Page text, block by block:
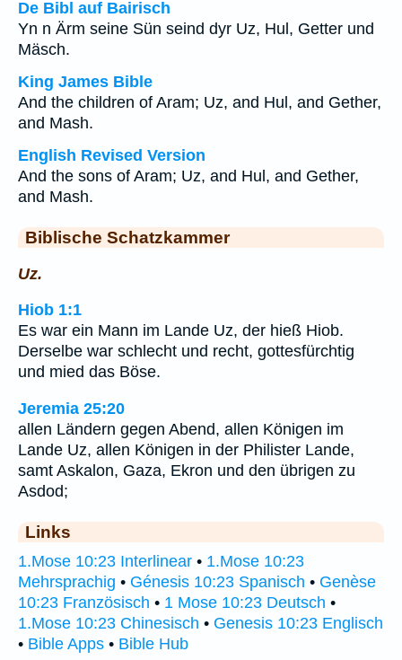
De Bibl auf Bairisch
Yn n Ärm seine Sün seind dyr Uz, Hul, Getter und
Mäsch.
King James Bible
And the children of Aram; Uz, and Hul, and Gether,
and Mash.
English Revised Version
And the sons of Aram; Uz, and Hul, and Gether,
and Mash.
Biblische Schatzkammer
Uz.
Hiob 1:1
Es war ein Mann im Lande Uz, der hieß Hiob.
Derselbe war schlecht und recht, gottesfürchtig
und mied das Böse.
Jeremia 25:20
allen Ländern gegen Abend, allen Königen im
Lande Uz, allen Königen in der Philister Lande,
samt Askalon, Gaza, Ekron und den übrigen zu
Asdod;
Links
1.Mose 10:23 Interlinear • 1.Mose 10:23
Mehrsprachig • Génesis 10:23 Spanisch • Genèse
10:23 Französisch • 1 Mose 10:23 Deutsch •
1.Mose 10:23 Chinesisch • Genesis 10:23 Englisch
• Bible Apps • Bible Hub